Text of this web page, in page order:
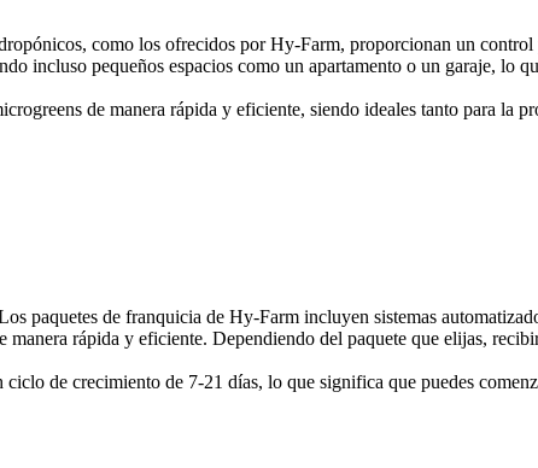
como los ofrecidos por Hy-Farm, proporcionan un control
incluso pequeños espacios como un apartamento o un garaje, lo
de manera rápida y eficiente, siendo ideales tanto para la
paquetes de franquicia de Hy-Farm incluyen sistemas
rápida y eficiente. Dependiendo del paquete que elijas,
de crecimiento de 7-21 días, lo que significa que puedes